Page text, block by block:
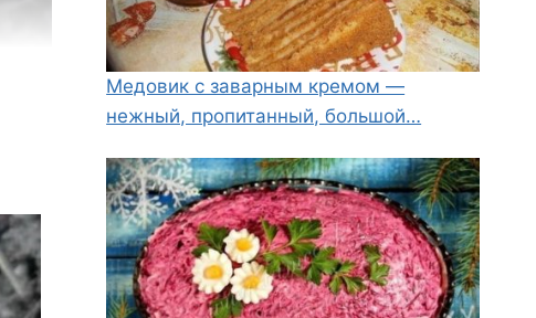
Медовик с заварным кремом —
нежный, пропитанный, большой…